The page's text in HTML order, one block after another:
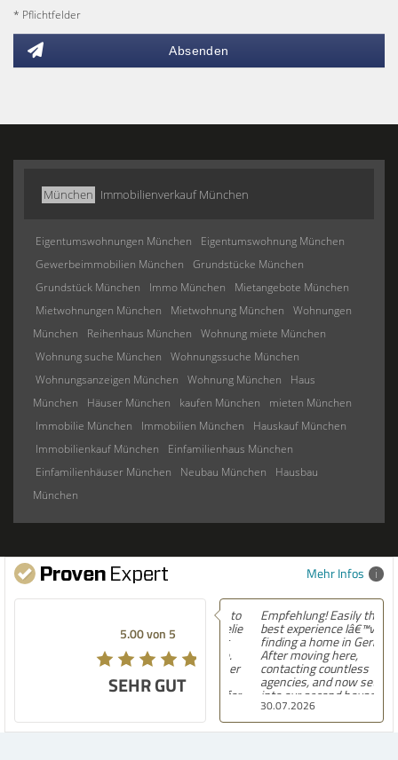
* Pflichtfelder
Absenden
München Immobilienverkauf München
Eigentumswohnungen München
Eigentumswohnung München
Gewerbeimmobilien München
Grundstücke München
Grundstück München
Immo München
Mietangebote München
Mietwohnungen München
Mietwohnung München
Wohnungen
München
Reihenhaus München
Wohnung miete München
Wohnung suche München
Wohnungssuche München
Wohnungsanzeigen München
Wohnung München
Haus
München
Häuser München kaufen München
mieten München
Immobilie München
Immobilien München
Hauskauf München
Immobilienkauf München
Einfamilienhaus München
Einfamilienhäuser München
Neubau München
Hausbau
München
Mehr Infos
5.00 von 5
SEHR GUT
30.07.2026
Empfehlung! Easily the
best experience Iâ€™ve had
finding a home in Germany.
After moving here,
contacting countless
agencies, and now settling
into our second house, I
know firsthand how
challenging and
overwhelming the German